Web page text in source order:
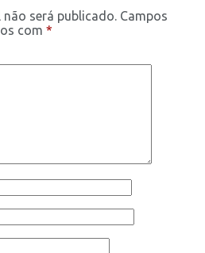
não será publicado. Campos
com *